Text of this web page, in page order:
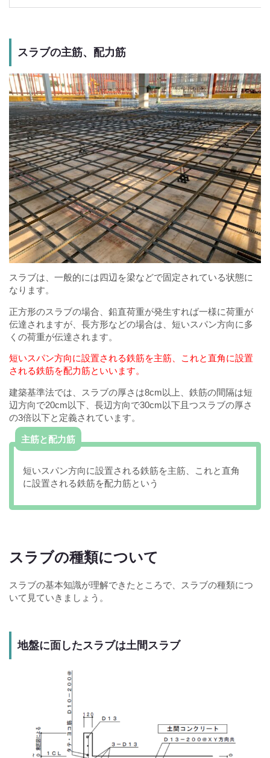
スラブの主筋、配力筋
スラブは、一般的には四辺を梁などで固定されている状態に
なります。
正方形のスラブの場合、鉛直荷重が発生すれば一様に荷重が
伝達されますが、長方形などの場合は、短いスパン方向に多
くの荷重が伝達されます。
短いスパン方向に設置される鉄筋を主筋、これと直角に設置
される鉄筋を配力筋といいます。
建築基準法では、スラブの厚さは8cm以上、鉄筋の間隔は短
辺方向で20cm以下、長辺方向で30cm以下且つスラブの厚さ
の3倍以下と定義されています。
主筋と配力筋
短いスパン方向に設置される鉄筋を主筋、これと直角
に設置される鉄筋を配力筋という
スラブの種類について
スラブの基本知識が理解できたところで、スラブの種類につ
いて見ていきましょう。
地盤に面したスラブは土間スラブ